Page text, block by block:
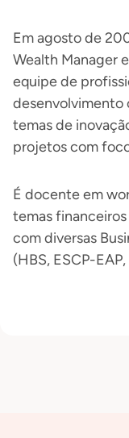
Em agosto de
Wealth Manager
equipe de
desenvolvimento
temas de
projetos com
É docente em
temas
com diversas
(HBS, ESCP-EAP,